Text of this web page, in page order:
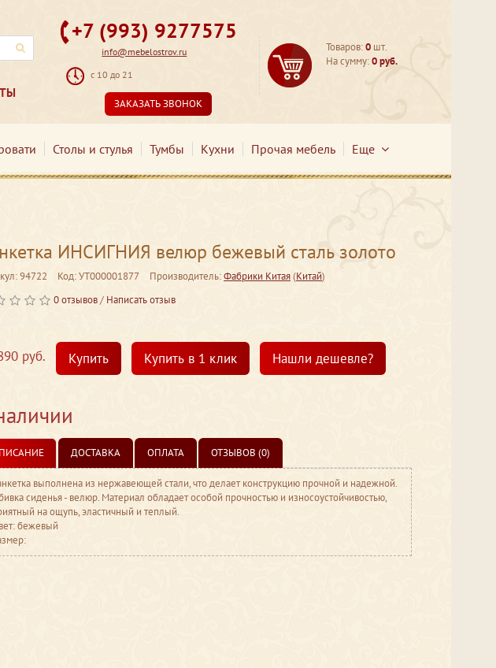
+7 (993) 9277575
info@mebelostrov.ru
с 10 до 21
ЗАКАЗАТЬ ЗВОНОК
Товаров:0 шт.
На сумму:0 руб.
Столы и стулья Тумбы Кухни Прочая мебель Еще
ИНСИГНИЯ велюр бежевый сталь золото
94722 Код: УТ000001877 Производитель:Фабрики Китая(Китай)
0 отзывов/ Написать отзыв
руб. Купить Купить в 1 клик Нашли дешевле?
ДОСТАВКА ОПЛАТА ОТЗЫВОВ (0)
выполнена из нержавеющей стали, что делает конструкцию прочной и надежной.
сиденья - велюр. Материал обладает особой прочностью и износоустойчивостью,
на ощупь, эластичный и теплый.
бежевый